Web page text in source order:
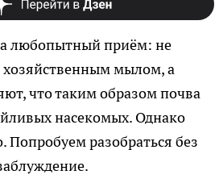
любопытный приём: не
хозяйственным мылом, а
что таким образом почва
насекомых. Однако
разобраться без